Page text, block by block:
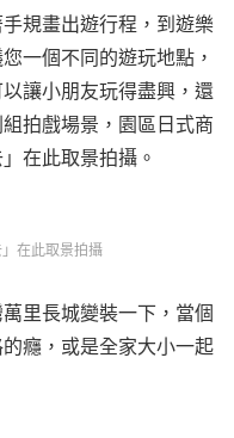
規畫出遊行程，到遊樂
一個不同的遊玩地點，
讓小朋友玩得盡興，還
拍戲場景，園區日式商
在此取景拍攝。
在此取景拍攝
里長城變裝一下，當個
癮，或是全家大小一起